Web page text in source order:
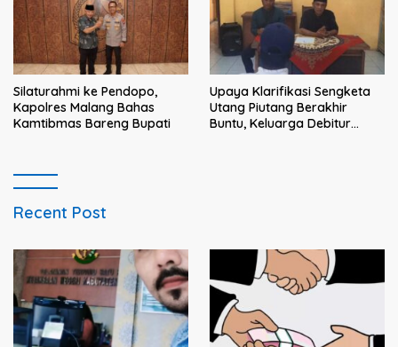
Silaturahmi ke Pendopo,
Kapolres Malang Bahas
Kamtibmas Bareng Bupati
Upaya Klarifikasi Sengketa
Utang Piutang Berakhir
Buntu, Keluarga Debitur
Recent Post